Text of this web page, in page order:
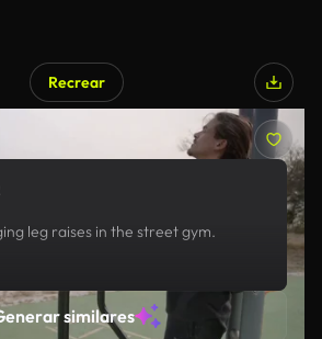
Recrear
leg raises in the street gym.
similares